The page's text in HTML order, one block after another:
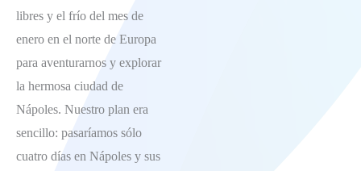
libres y el frío del mes de
enero en el norte de Europa
para aventurarnos y explorar
la hermosa ciudad de
Nápoles. Nuestro plan era
sencillo: pasaríamos sólo
cuatro días en Nápoles y sus